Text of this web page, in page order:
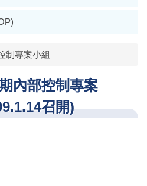
制專案小組
內部控制專案
召開)